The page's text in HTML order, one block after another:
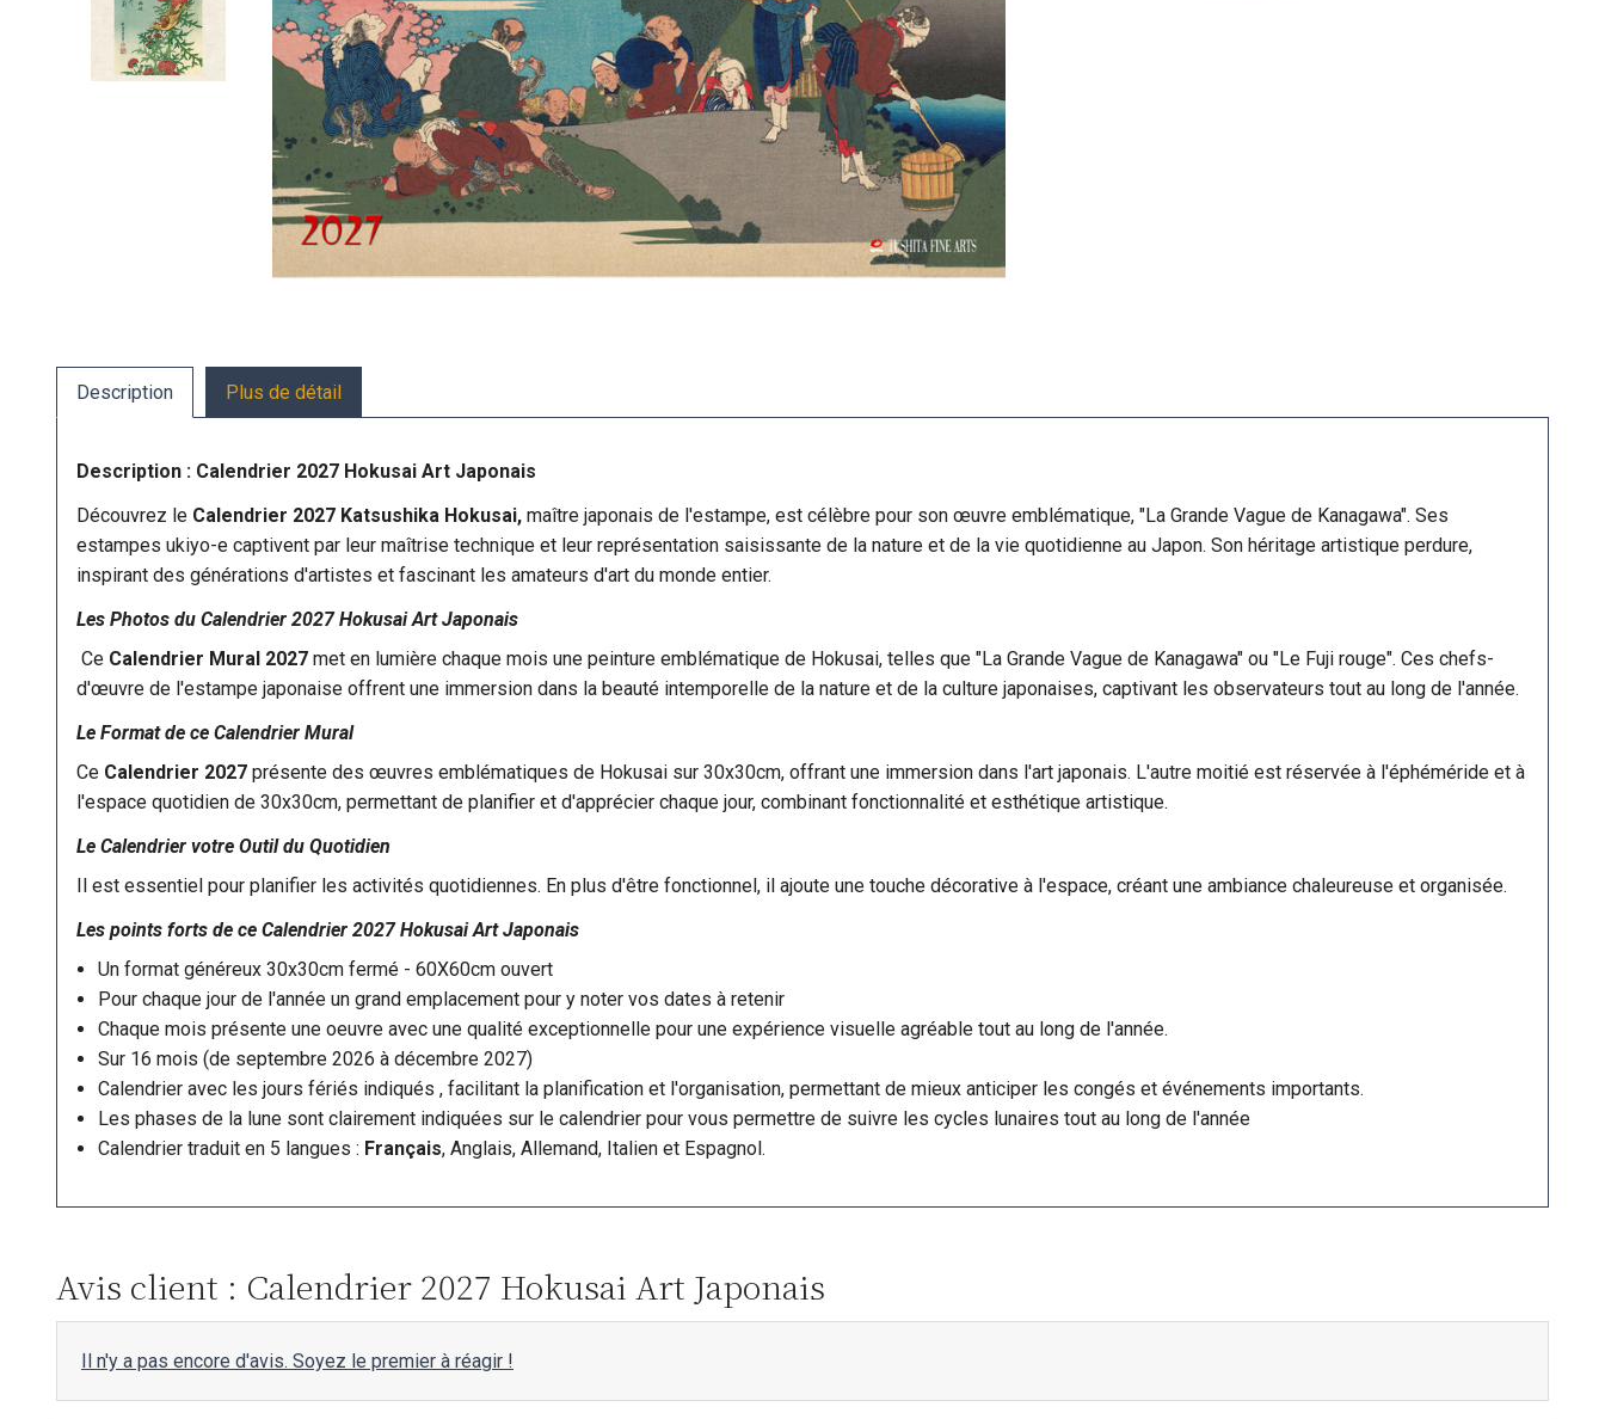
Description Plus de détail
Description : Calendrier 2027 Hokusai Art Japonais
Découvrez le Calendrier 2027 Katsushika Hokusai, maître japonais de l'estampe, est célèbre pour son œuvre emblématique, "La Grande Vague de Kanagawa". Ses
estampes ukiyo-e captivent par leur maîtrise technique et leur représentation saisissante de la nature et de la vie quotidienne au Japon. Son héritage artistique perdure,
inspirant des générations d'artistes et fascinant les amateurs d'art du monde entier.
Les Photos du Calendrier 2027 Hokusai Art Japonais
Ce Calendrier Mural 2027 met en lumière chaque mois une peinture emblématique de Hokusai, telles que "La Grande Vague de Kanagawa" ou "Le Fuji rouge". Ces chefs-
d'œuvre de l'estampe japonaise offrent une immersion dans la beauté intemporelle de la nature et de la culture japonaises, captivant les observateurs tout au long de l'année.
Le Format de ce Calendrier Mural
Ce Calendrier 2027 présente des œuvres emblématiques de Hokusai sur 30x30cm, offrant une immersion dans l'art japonais. L'autre moitié est réservée à l'éphéméride et à
l'espace quotidien de 30x30cm, permettant de planifier et d'apprécier chaque jour, combinant fonctionnalité et esthétique artistique.
Le Calendrier votre Outil du Quotidien
Il est essentiel pour planifier les activités quotidiennes. En plus d'être fonctionnel, il ajoute une touche décorative à l'espace, créant une ambiance chaleureuse et organisée.
Les points forts de ce Calendrier 2027Hokusai Art Japonais
Un format généreux 30x30cm fermé - 60X60cm ouvert
Pour chaque jour de l'année un grand emplacement pour y noter vos dates à retenir
Chaque mois présente une oeuvre avec une qualité exceptionnelle pour une expérience visuelle agréable tout au long de l'année.
Sur 16 mois (de septembre 2026 à décembre 2027)
Calendrier avec les jours fériés indiqués , facilitant la planification et l'organisation, permettant de mieux anticiper les congés et événements importants.
Les phases de la lune sont clairement indiquées sur le calendrier pour vous permettre de suivre les cycles lunaires tout au long de l'année
Calendrier traduit en 5 langues : Français, Anglais, Allemand, Italien et Espagnol.
Avis client : Calendrier 2027 Hokusai Art Japonais
Il n'y a pas encore d'avis. Soyez le premier à réagir !